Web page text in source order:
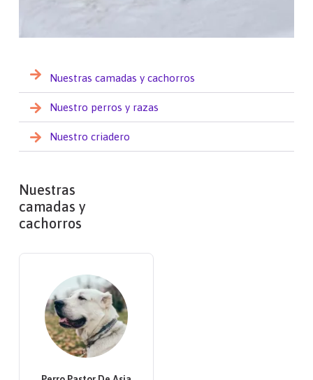
Nuestras camadas y cachorros
Nuestro perros y razas
Nuestro criadero
Nuestras
camadas y
cachorros